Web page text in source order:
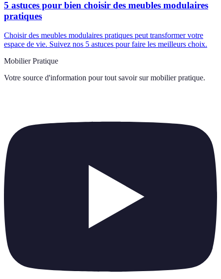
5 astuces pour bien choisir des meubles modulaires
pratiques
Choisir des meubles modulaires pratiques peut transformer votre
espace de vie. Suivez nos 5 astuces pour faire les meilleurs choix.
Mobilier Pratique
Votre source d'information pour tout savoir sur mobilier pratique.